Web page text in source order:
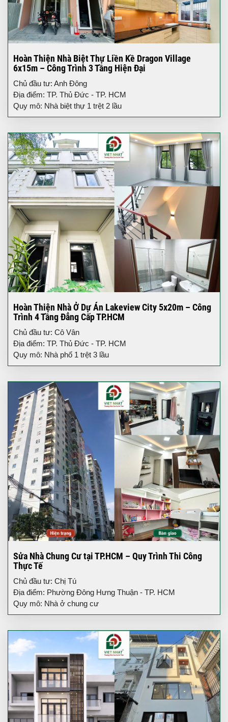
Hoàn Thiện Nhà Biệt Thự Liền Kề Dragon Village
6x15m – Công Trình 3 Tầng Hiện Đại
Chủ đầu tư: Anh Đông
Địa điểm: TP. Thủ Đức - TP. HCM
Quy mô: Nhà biệt thự 1 trệt 2 lầu
Hoàn Thiện Nhà Ở Dự Án Lakeview City 5x20m – Công
Trình 4 Tầng Đẳng Cấp TP.HCM
Chủ đầu tư: Cô Vân
Địa điểm: TP. Thủ Đức - TP. HCM
Quy mô: Nhà phố 1 trệt 3 lầu
Sửa Nhà Chung Cư tại TP.HCM – Quy Trình Thi Công
Thực Tế
Chủ đầu tư: Chị Tú
Địa điểm: Phường Đông Hưng Thuận - TP. HCM
Quy mô: Nhà ở chung cư